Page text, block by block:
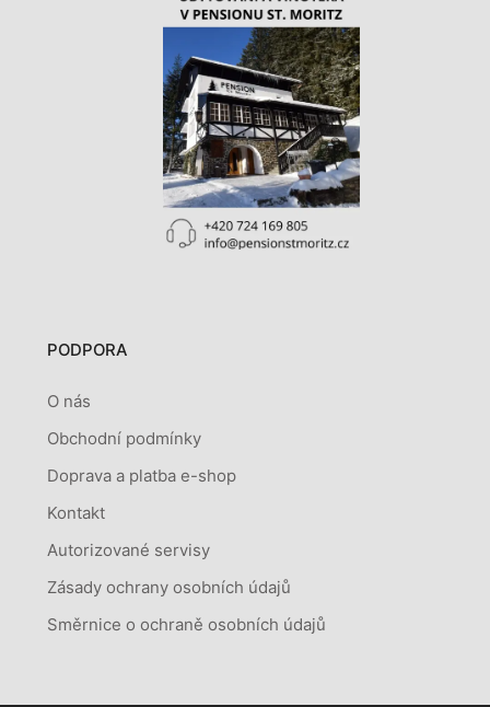
PODPORA
O nás
Obchodní podmínky
Doprava a platba e-shop
Kontakt
Autorizované servisy
Zásady ochrany osobních údajů
Směrnice o ochraně osobních údajů